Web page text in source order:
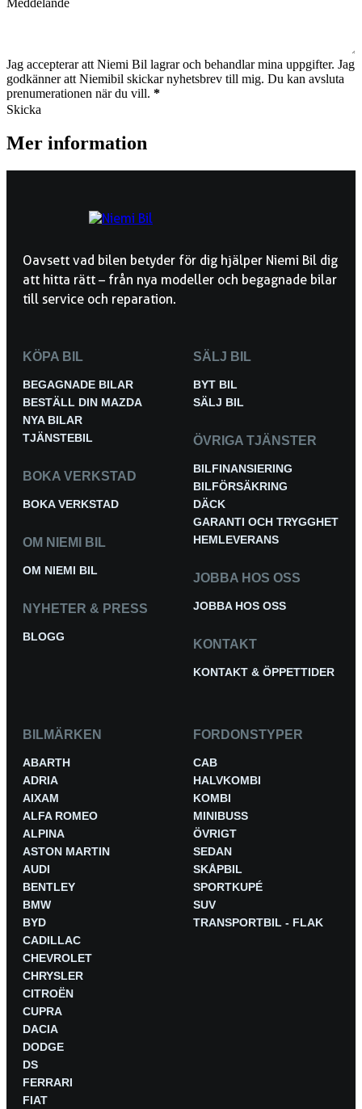
Jag accepterar att Niemi Bil lagrar och behandlar mina uppgifter. Jag
godkänner att Niemibil skickar nyhetsbrev till mig. Du kan avsluta
prenumerationen när du vill. *
Skicka
Mer information
Oavsett vad bilen betyder för dig hjälper Niemi Bil dig
att hitta rätt – från nya modeller och begagnade bilar
till service och reparation.
KÖPA BIL
BEGAGNADE BILAR
BESTÄLL DIN MAZDA
NYA BILAR
TJÄNSTEBIL
BOKA VERKSTAD
BOKA VERKSTAD
OM NIEMI BIL
OM NIEMI BIL
NYHETER & PRESS
BLOGG
SÄLJ BIL
BYT BIL
SÄLJ BIL
ÖVRIGA TJÄNSTER
BILFINANSIERING
BILFÖRSÄKRING
DÄCK
GARANTI OCH TRYGGHET
HEMLEVERANS
JOBBA HOS OSS
JOBBA HOS OSS
KONTAKT
KONTAKT & ÖPPETTIDER
BILMÄRKEN
ABARTH
ADRIA
AIXAM
ALFA ROMEO
ALPINA
ASTON MARTIN
AUDI
BENTLEY
BMW
BYD
CADILLAC
CHEVROLET
CHRYSLER
CITROËN
CUPRA
DACIA
DODGE
DS
FERRARI
FIAT
FORDONSTYPER
CAB
HALVKOMBI
KOMBI
MINIBUSS
ÖVRIGT
SEDAN
SKÅPBIL
SPORTKUPÉ
SUV
TRANSPORTBIL - FLAK